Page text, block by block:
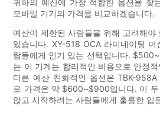
모바일 기기의 가격을 비교하겠습니다.
예산이 제한된 사람들을 위해 고려해야
있습니다. XY-518 OCA 라미네이팅
람들에게 인기 있는 선택입니다.
는 이 기계는 합리적인 비용으로 안정
다른 예산 친화적인 옵션은 TBK-
로 가격은 약 $600~$900입니다. 이 두
않고 시작하려는 사람들에게 훌륭한 입